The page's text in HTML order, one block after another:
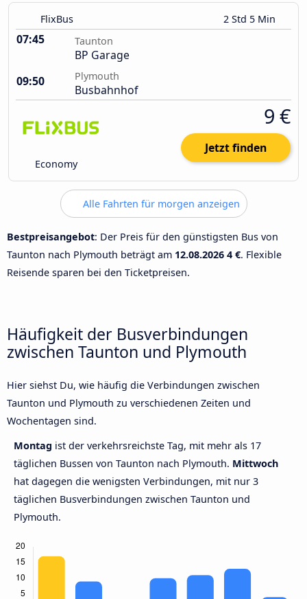
FlixBus 2 Std 5 Min
07:45 Taunton
BP Garage
09:50
Plymouth
Busbahnhof
Economy
9 €
Jetzt finden
Alle Fahrten für morgen anzeigen
Bestpreisangebot: Der Preis für den günstigsten Bus von
Taunton nach Plymouth beträgt am 12.08.2026 4 €. Flexible
Reisende sparen bei den Ticketpreisen.
Häufigkeit der Busverbindungen
zwischen Taunton und Plymouth
Hier siehst Du, wie häufig die Verbindungen zwischen
Taunton und Plymouth zu verschiedenen Zeiten und
Wochentagen sind.
Montag ist der verkehrsreichste Tag, mit mehr als 17
täglichen Bussen von Taunton nach Plymouth. Mittwoch
hat dagegen die wenigsten Verbindungen, mit nur 3
täglichen Busverbindungen zwischen Taunton und
Plymouth.